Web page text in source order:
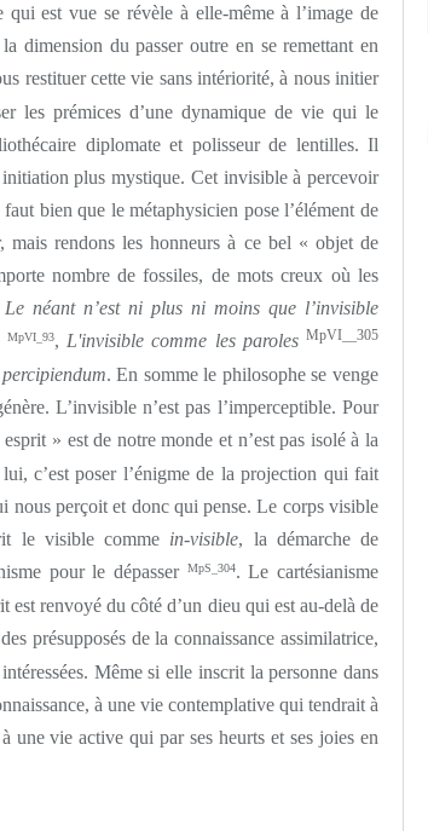
est vue se révèle à elle-même à l’image de
dimension du passer outre en se remettant en
restituer cette vie sans intériorité, à nous initier
les prémices d’une dynamique de vie qui le
diplomate et polisseur de lentilles. Il
plus mystique. Cet invisible à percevoir
bien que le métaphysicien pose l’élément de
rendons les honneurs à ce bel « objet de
nombre de fossiles, de mots creux où les
Le néant n’est ni plus ni moins que l’invisible
MpVI_93, L'invisible comme les paroles MpVI__305
percipiendum. En somme le philosophe se venge
L’invisible n’est pas l’imperceptible. Pour
esprit » est de notre monde et n’est pas isolé à la
c’est poser l’énigme de la projection qui fait
nous perçoit et donc qui pense. Le corps visible
le visible comme in-visible, la démarche de
pour le dépasser MpS_304. Le cartésianisme
est renvoyé du côté d’un dieu qui est au-delà de
présupposés de la connaissance assimilatrice,
Même si elle inscrit la personne dans
à une vie contemplative qui tendrait à
vie active qui par ses heurts et ses joies en